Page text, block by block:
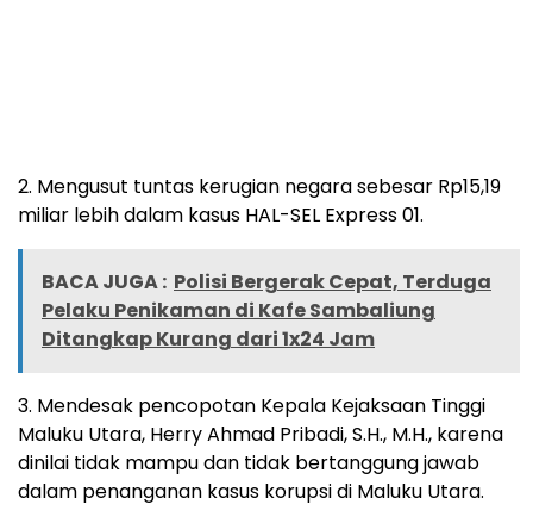
2. Mengusut tuntas kerugian negara sebesar Rp15,19
miliar lebih dalam kasus HAL-SEL Express 01.
BACA JUGA : Polisi Bergerak Cepat, Terduga
Pelaku Penikaman di Kafe Sambaliung
Ditangkap Kurang dari 1x24 Jam
3. Mendesak pencopotan Kepala Kejaksaan Tinggi
Maluku Utara, Herry Ahmad Pribadi, S.H., M.H., karena
dinilai tidak mampu dan tidak bertanggung jawab
dalam penanganan kasus korupsi di Maluku Utara.